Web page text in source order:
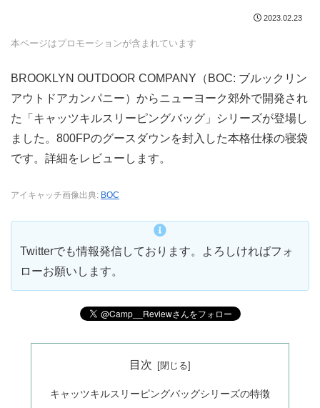
2023.02.23
本ページはプロモーションが含まれています
BROOKLYN OUTDOOR COMPANY（BOC: ブルックリン
アウトドアカンパニー）からニューヨーク郊外で開発され
た「キャッツキルスリーピングバッグ」シリーズが登場し
ました。800FPのグースダウンを封入した本格仕様の寝袋
です。詳細をレビューします。
アイキャッチ画像出典: BOC
Twitterでも情報発信しております。よろしければフォ
ローお願いします。
目次
キャッツキルスリーピングバッグシリーズの特徴